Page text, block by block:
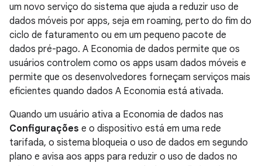
um novo serviço do sistema que ajuda a reduzir uso de
dados móveis por apps, seja em roaming, perto do fim do
ciclo de faturamento ou em um pequeno pacote de
dados pré-pago. A Economia de dados permite que os
usuários controlem como os apps usam dados móveis e
permite que os desenvolvedores forneçam serviços mais
eficientes quando dados A Economia está ativada.
Quando um usuário ativa a Economia de dados nas
Configurações e o dispositivo está em uma rede
tarifada, o sistema bloqueia o uso de dados em segundo
plano e avisa aos apps para reduzir o uso de dados no